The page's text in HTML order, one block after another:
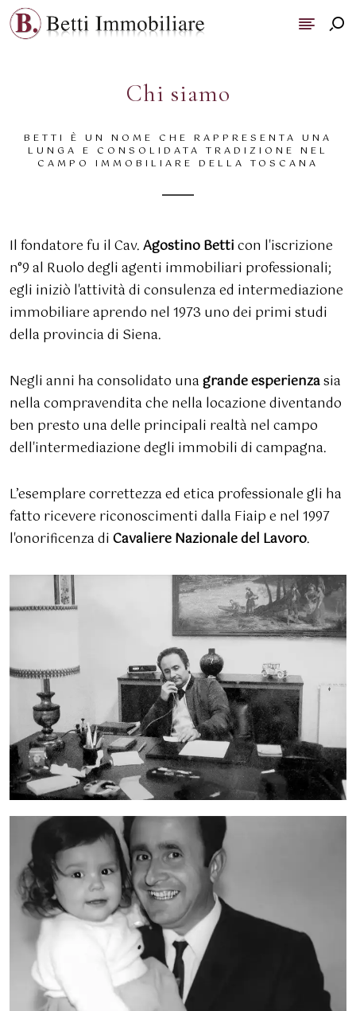
Chi siamo
BETTI È UN NOME CHE RAPPRESENTA UNA
LUNGA E CONSOLIDATA TRADIZIONE NEL
CAMPO IMMOBILIARE DELLA TOSCANA
Il fondatore fu il Cav.Agostino Betticon l'iscrizione
n°9 al Ruolo degli agenti immobiliari professionali;
egli iniziò l'attività di consulenza ed intermediazione
immobiliare aprendo nel 1973 uno dei primi studi
della provincia di Siena.
Negli anni ha consolidato unagrande esperienzasia
nella compravendita che nella locazione diventando
ben presto una delle principali realtà nel campo
dell'intermediazione degli immobili di campagna.
L’esemplare correttezza ed etica professionale gli ha
fatto ricevere riconoscimenti dalla Fiaip e nel 1997
l'onorificenza diCavaliere Nazionale del Lavoro.